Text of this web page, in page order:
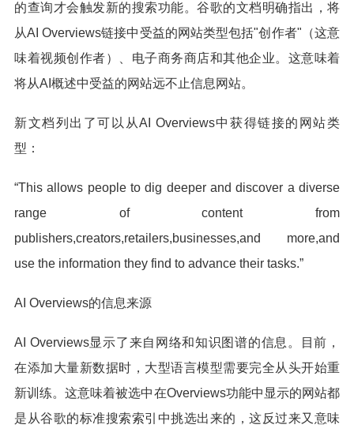
的查询才会触发新的搜索功能。谷歌的文档明确指出，将
从AI Overviews链接中受益的网站类型包括"创作者"（这意
味着视频创作者）、电子商务商店和其他企业。这意味着
将从AI概述中受益的网站远不止信息网站。
新文档列出了可以从AI Overviews中获得链接的网站类
型：
“This allows people to dig deeper and discover a diverse
range of content from
publishers,creators,retailers,businesses,and more,and
use the information they find to advance their tasks.”
AI Overviews的信息来源
AI Overviews显示了来自网络和知识图谱的信息。目前，
在添加大量新数据时，大型语言模型需要完全从头开始重
新训练。这意味着被选中在Overviews功能中显示的网站都
是从谷歌的标准搜索索引中挑选出来的，这反过来又意味